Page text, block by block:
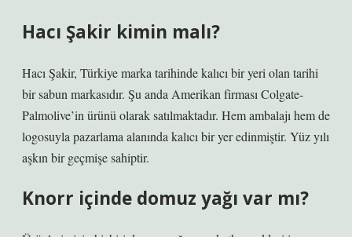
Hacı Şakir kimin malı?
Hacı Şakir, Türkiye marka tarihinde kalıcı bir yeri olan tarihi
bir sabun markasıdır. Şu anda Amerikan firması Colgate-
Palmolive’in ürünü olarak satılmaktadır. Hem ambalajı hem de
logosuyla pazarlama alanında kalıcı bir yer edinmiştir. Yüz yılı
aşkın bir geçmişe sahiptir.
Knorr içinde domuz yağı var mı?